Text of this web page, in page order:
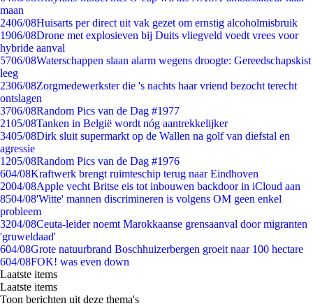
maan
2406/08Huisarts per direct uit vak gezet om ernstig alcoholmisbruik
1906/08Drone met explosieven bij Duits vliegveld voedt vrees voor
hybride aanval
5706/08Waterschappen slaan alarm wegens droogte: Gereedschapskist
leeg
2306/08Zorgmedewerkster die 's nachts haar vriend bezocht terecht
ontslagen
3706/08Random Pics van de Dag #1977
2105/08Tanken in België wordt nóg aantrekkelijker
3405/08Dirk sluit supermarkt op de Wallen na golf van diefstal en
agressie
1205/08Random Pics van de Dag #1976
604/08Kraftwerk brengt ruimteschip terug naar Eindhoven
2004/08Apple vecht Britse eis tot inbouwen backdoor in iCloud aan
8504/08'Witte' mannen discrimineren is volgens OM geen enkel
probleem
3204/08Ceuta-leider noemt Marokkaanse grensaanval door migranten
'gruweldaad'
604/08Grote natuurbrand Boschhuizerbergen groeit naar 100 hectare
604/08FOK! was even down
Laatste items
Laatste items
Toon berichten uit deze thema's